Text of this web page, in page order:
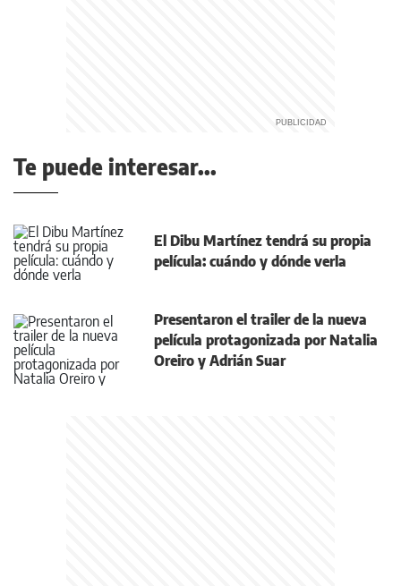
Te puede interesar...
El Dibu Martínez tendrá su propia
película: cuándo y dónde verla
Presentaron el trailer de la nueva
película protagonizada por Natalia
Oreiro y Adrián Suar